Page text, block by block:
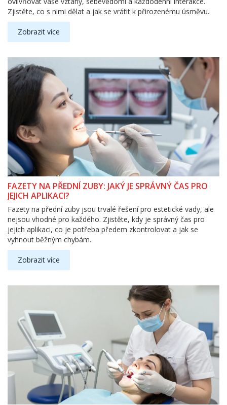
Zjistěte, co s nimi dělat a jak se vrátit k přirozenému úsměvu.
Zobrazit více
FAZETY NA PŘEDNÍ ZUBY: JAKÝ JE SPRÁVNÝ ČAS PRO
JEJICH APLIKACI?
Fazety na přední zuby jsou trvalé řešení pro estetické vady, ale
nejsou vhodné pro každého. Zjistěte, kdy je správný čas pro
jejich aplikaci, co je potřeba předem zkontrolovat a jak se
vyhnout běžným chybám.
Zobrazit více